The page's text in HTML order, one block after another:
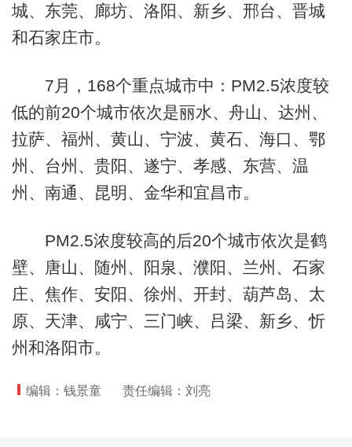
城、东莞、廊坊、洛阳、新乡、邢台、晋城
和石家庄市。
7月，168个重点城市中：PM2.5浓度较
低的前20个城市依次是丽水、舟山、达州、
拉萨、福州、黄山、宁波、黄石、海口、鄂
州、台州、贵阳、遂宁、孝感、东营、温
州、南通、昆明、金华和宜昌市。
PM2.5浓度较高的后20个城市依次是鹤
壁、唐山、随州、阳泉、濮阳、兰州、石家
庄、焦作、安阳、徐州、开封、葫芦岛、太
原、天津、咸宁、三门峡、吕梁、新乡、忻
州和洛阳市。
编辑：钱景童 责任编辑：刘亮